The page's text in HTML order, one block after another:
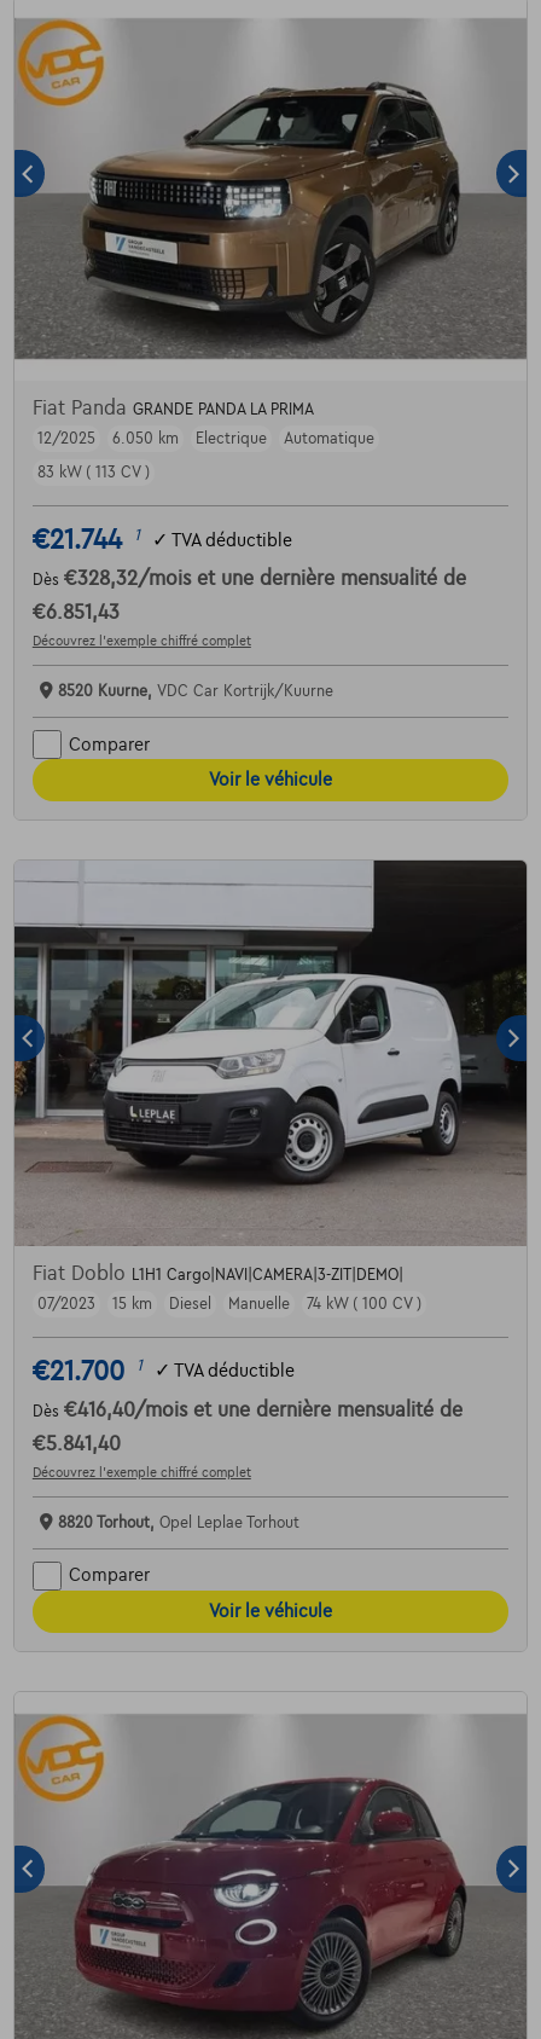
Fiat Panda GRANDE PANDA LA PRIMA
12/2025
6.050 km Electrique
Automatique
83 kW ( 113 CV )
€21.744 1 ✓ TVA déductible
Dès €328,32/mois et une dernière mensualité de
€6.851,43
Découvrez l’exemple chiffré complet
8520 Kuurne, VDC Car Kortrijk/Kuurne
Comparer
Voir le véhicule
Fiat Doblo
L1H1 Cargo|NAVI|CAMERA|3-ZIT|DEMO|
07/2023
15 km Diesel Manuelle 74 kW ( 100 CV )
€21.700 1 ✓ TVA déductible
Dès €416,40/mois et une dernière mensualité de
€5.841,40
Découvrez l’exemple chiffré complet
8820 Torhout, Opel Leplae Torhout
Comparer
Voir le véhicule